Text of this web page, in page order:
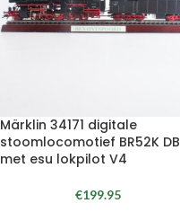
Märklin 34171 digitale
stoomlocomotief BR52K DB
met esu lokpilot V4
€199.95